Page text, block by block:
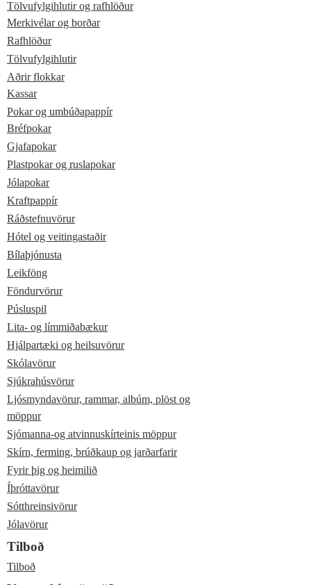
Tölvufylgihlutir og rafhlöður
Merkivélar og borðar
Rafhlöður
Tölvufylgihlutir
Aðrir flokkar
Kassar
Pokar og umbúðapappír
Bréfpokar
Gjafapokar
Plastpokar og ruslapokar
Jólapokar
Kraftpappír
Ráðstefnuvörur
Hótel og veitingastaðir
Bílaþjónusta
Leikföng
Föndurvörur
Púsluspil
Lita- og límmiðabækur
Hjálpartæki og heilsuvörur
Skólavörur
Sjúkrahúsvörur
Ljósmyndavörur, rammar, albúm, plöst og
möppur
Sjómanna-og atvinnuskírteinis möppur
Skírn, ferming, brúðkaup og jarðarfarir
Fyrir þig og heimilið
Íþróttavörur
Sótthreinsivörur
Jólavörur
Tilboð
Tilboð